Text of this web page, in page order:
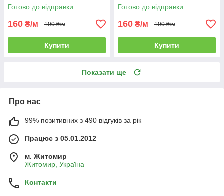
Готово до відправки
160 ₴/м 190 ₴/м
Купити
Готово до відправки
160 ₴/м 190 ₴/м
Купити
Показати ще
Про нас
99% позитивних з 490 відгуків за рік
Працює з 05.01.2012
м. Житомир
Житомир, Україна
Контакти